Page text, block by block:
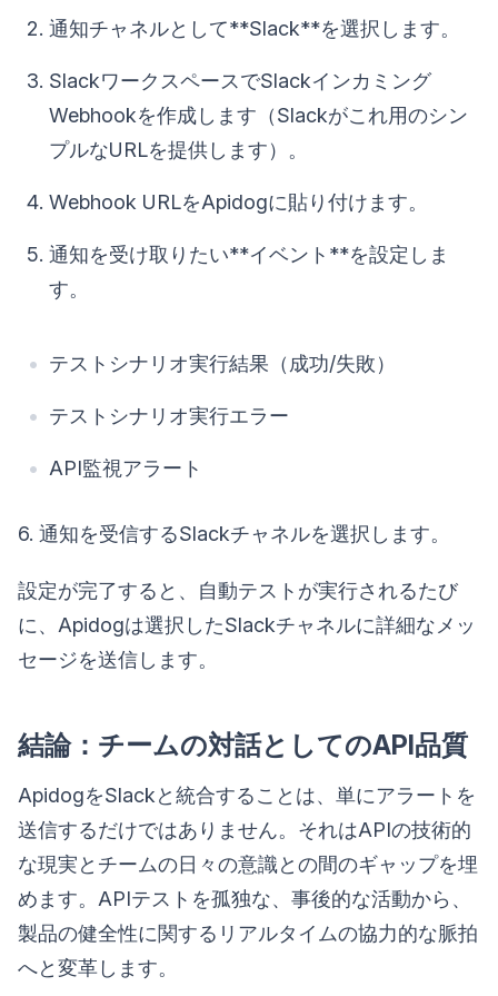
通知チャネルとして**Slack**を選択します。
SlackワークスペースでSlackインカミング
Webhookを作成します（Slackがこれ用のシン
プルなURLを提供します）。
Webhook URLをApidogに貼り付けます。
通知を受け取りたい**イベント**を設定しま
す。
テストシナリオ実行結果（成功/失敗）
テストシナリオ実行エラー
API監視アラート
6. 通知を受信するSlackチャネルを選択します。
設定が完了すると、自動テストが実行されるたび
に、Apidogは選択したSlackチャネルに詳細なメッ
セージを送信します。
結論：チームの対話としてのAPI品質
ApidogをSlackと統合することは、単にアラートを
送信するだけではありません。それはAPIの技術的
な現実とチームの日々の意識との間のギャップを埋
めます。APIテストを孤独な、事後的な活動から、
製品の健全性に関するリアルタイムの協力的な脈拍
へと変革します。